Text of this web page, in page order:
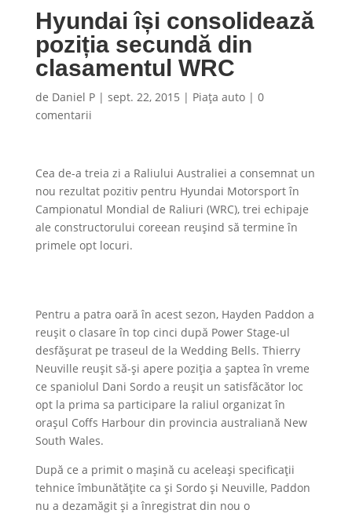
Hyundai își consolidează
poziția secundă din
clasamentul WRC
de Daniel P| sept. 22, 2015 | Piaţa auto| 0
comentarii
Cea de-a treia zi a Raliului Australiei a consemnat un
nou rezultat pozitiv pentru Hyundai Motorsport în
Campionatul Mondial de Raliuri (WRC), trei echipaje
ale constructorului coreean reușind să termine în
primele opt locuri.
Pentru a patra oară în acest sezon, Hayden Paddon a
reușit o clasare în top cinci după Power Stage-ul
desfășurat pe traseul de la Wedding Bells. Thierry
Neuville reușit să-și apere poziția a șaptea în vreme
ce spaniolul Dani Sordo a reușit un satisfăcător loc
opt la prima sa participare la raliul organizat în
orașul Coffs Harbour din provincia australiană New
South Wales.
După ce a primit o mașină cu aceleași specificații
tehnice îmbunătățite ca și Sordo și Neuville, Paddon
nu a dezamăgit și a înregistrat din nou o